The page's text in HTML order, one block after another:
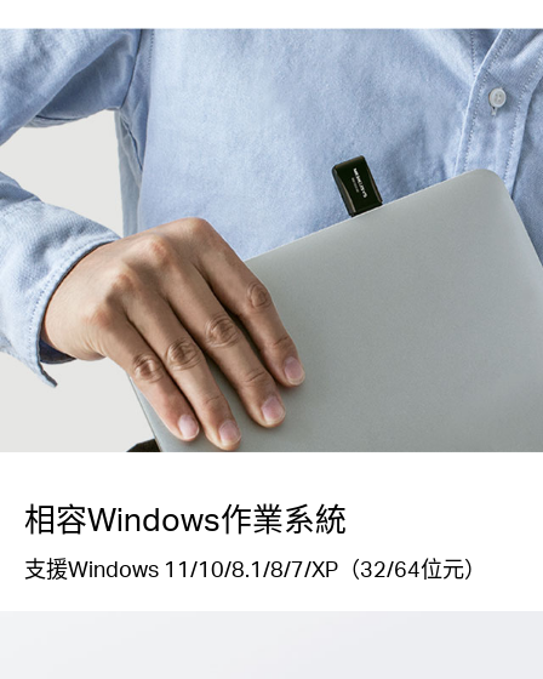
相容Windows作業系統
支援Windows 11/10/8.1/8/7/XP（32/64位元）